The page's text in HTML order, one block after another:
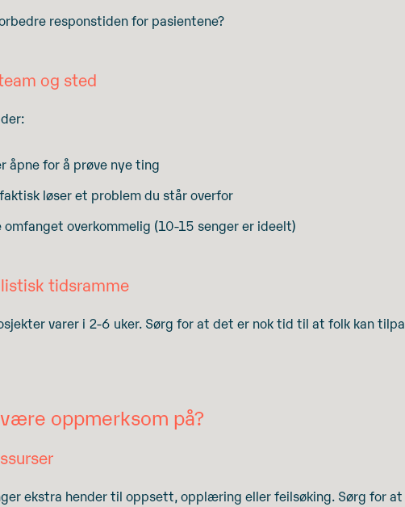
responstiden for pasientene?
og sted
åpne for å prøve nye ting
løser et problem du står overfor
omfanget overkommelig (10-15 senger er ideelt)
tidsramme
varer i 2-6 uker. Sørg for at det er nok tid til at folk kan
oppmerksom på?
ekstra hender til oppsett, opplæring eller feilsøking. Sørg for